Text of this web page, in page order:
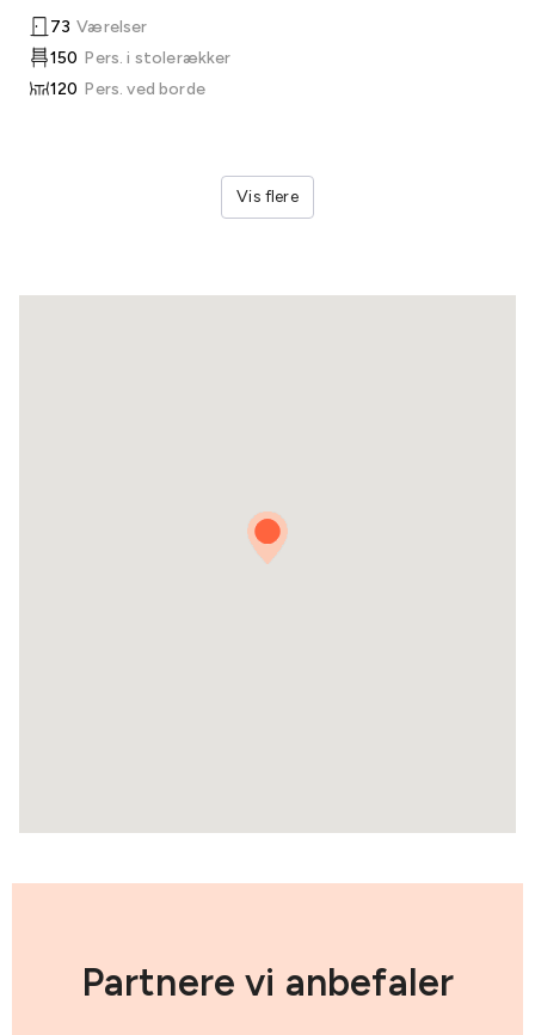
73 Værelser
150 Pers. i stolerækker
120 Pers. ved borde
Vis flere
Partnere vi anbefaler